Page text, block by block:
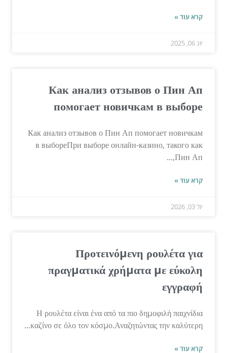
קרא עוד »
יונ 06, 2025
Как анализ отзывов о Пин Ап
помогает новичкам в выборе
Как анализ отзывов о Пин Ап помогает новичкам
в выбореПри выборе онлайн-казино, такого как
Пин Ап,...
קרא עוד »
יול 03, 2026
Προτεινόμενη ρουλέτα για
πραγματικά χρήματα με εύκολη
εγγραφή
Η ρουλέτα είναι ένα από τα πιο δημοφιλή παιχνίδια
καζίνο σε όλο τον κόσμο.Αναζητώντας την καλύτερη...
קרא עוד »